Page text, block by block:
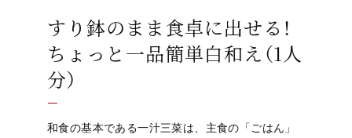
すり鉢のまま食卓に出せる！
ちょっと一品簡単白和え（1人
分）
和食の基本である一汁三菜は、主食の「ごはん」